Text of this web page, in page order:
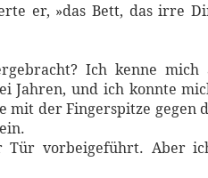
er, »das Bett, das irre
Ich kenne mich
Jahren, und ich konnte
mit der Fingerspitze gegen
Tür vorbeigeführt. Aber